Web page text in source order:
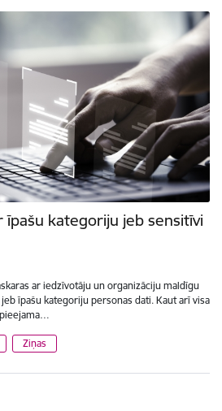
īpašu kategoriju jeb sensitīvi
ar iedzīvotāju un organizāciju maldīgu
īpašu kategoriju personas dati. Kaut arī visa
Ziņas